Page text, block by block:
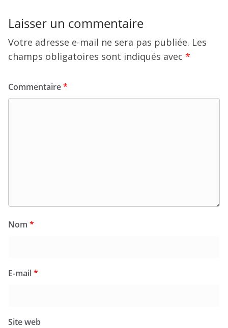
Laisser un commentaire
Votre adresse e-mail ne sera pas publiée. Les
champs obligatoires sont indiqués avec *
Commentaire*
Nom *
E-mail*
Site web